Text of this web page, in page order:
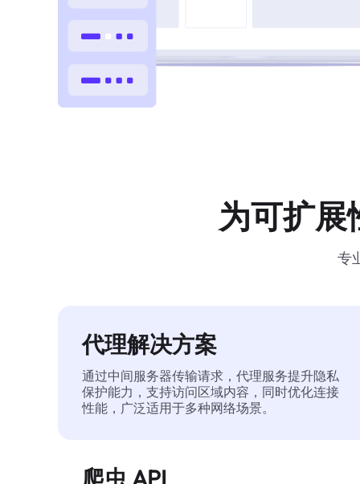
为可扩展
专
代理解决方案
通过中间服务器传输请求，代理服务提升隐私
保护能力，支持访问区域内容，同时优化连接
性能，广泛适用于多种网络场景。
爬虫 API